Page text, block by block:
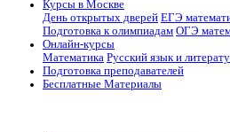
Курсы в Москве
День открытых дверей ЕГЭ
Подготовка к олимпиадам ОГЭ
Онлайн-курсы
Математика Русский язык и
Подготовка преподавателей
Бесплатные Материалы